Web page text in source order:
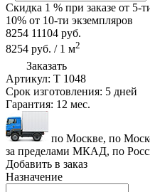
Скидка 1 % при заказе от 5-
10% от 10-ти экземпляров
8254 11104 руб.
8254 руб. / 1 м2
Заказать
Артикул: T 1048
Срок изготовления: 5 дней
Гарантия: 12 мес.
по Москве, по
за пределами МКАД, по
Добавить в заказ
Назначение